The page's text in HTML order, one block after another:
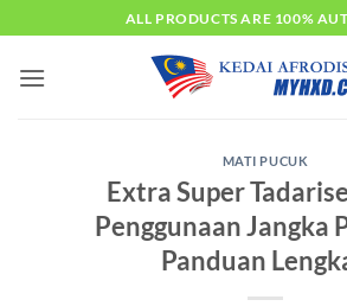
to
content
ALL PRODUCTS ARE 100%
MATI PUCUK
Extra Super
Penggunaan Jangka
Panduan